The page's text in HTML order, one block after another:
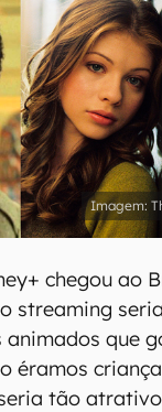
chegou ao
streaming
animados que
éramos
tão